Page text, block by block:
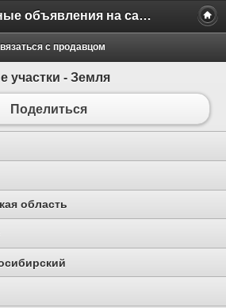
Бесплатные объявления на сайте MILAMO.ru
с продавцом
участки - Земля
Поделиться
область